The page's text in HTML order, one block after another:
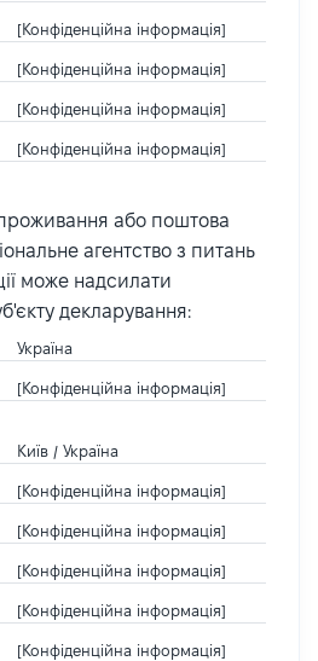
[Конфіденційна інформація]
[Конфіденційна інформація]
[Конфіденційна інформація]
[Конфіденційна інформація]
або поштова
агентство з питань
може надсилати
декларування:
Україна
[Конфіденційна інформація]
Київ / Україна
[Конфіденційна інформація]
[Конфіденційна інформація]
[Конфіденційна інформація]
[Конфіденційна інформація]
[Конфіденційна інформація]